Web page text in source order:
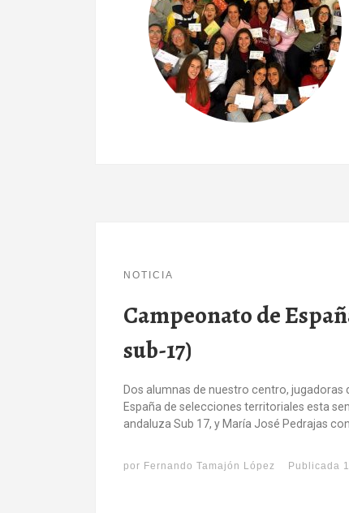
NOTICIA
Campeonato de
sub-17)
Dos alumnas de nuestro centro,
España de selecciones territoriales esta
andaluza Sub 17, y María José Pedrajas
por Fernando Tamajón López Publicada